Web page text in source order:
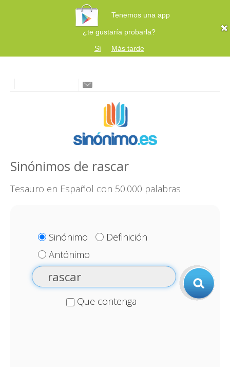
Tenemos una app
¿te gustaría probarla?
Sí
Más tarde
Sinónimos de rascar
Tesauro en Español con 50.000 palabras
Sinónimo
Definición
Antónimo
Que contenga